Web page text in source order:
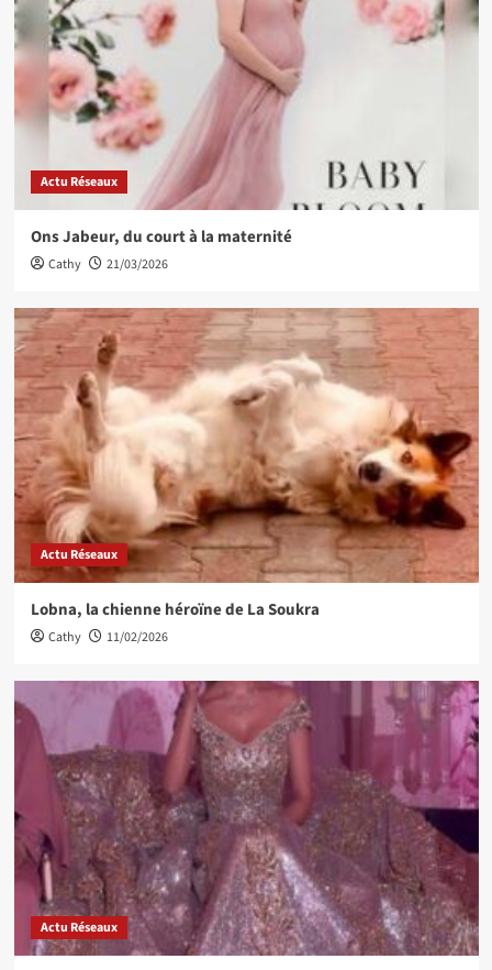
Actu Réseaux
Ons Jabeur, du court à la maternité
Cathy 21/03/2026
Actu Réseaux
Lobna, la chienne héroïne de La Soukra
Cathy 11/02/2026
Actu Réseaux